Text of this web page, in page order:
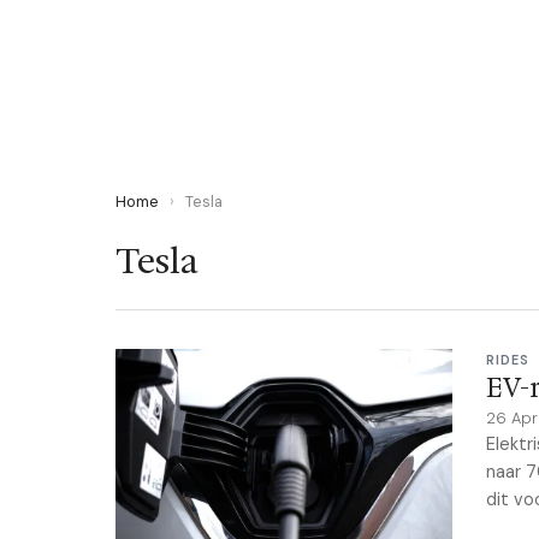
Home › Tesla
Tesla
RIDES
EV-
26
naar
dit